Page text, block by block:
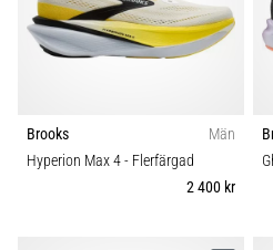
Brooks
Män
Hyperion Max 4- Flerfärgad
2 400 kr